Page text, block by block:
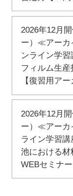
2026年12月
ー）≪アーカ
ンライン学
フィルム生産
【復習用アー
2026年12月
ー）≪アーカ
ライン学習
池における
WEBセミナ